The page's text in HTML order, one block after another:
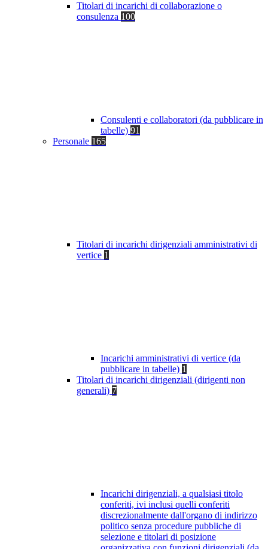
Titolari di incarichi di collaborazione o
consulenza 100
Consulenti e collaboratori (da pubblicare in
tabelle) 91
Personale 165
Titolari di incarichi dirigenziali amministrativi di
vertice 1
Incarichi amministrativi di vertice (da
pubblicare in tabelle) 1
Titolari di incarichi dirigenziali (dirigenti non
generali) 7
Incarichi dirigenziali, a qualsiasi titolo
conferiti, ivi inclusi quelli conferiti
discrezionalmente dall'organo di indirizzo
politico senza procedure pubbliche di
selezione e titolari di posizione